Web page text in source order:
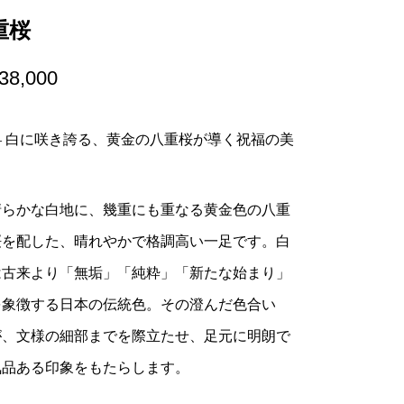
桜
に咲き誇る、黄金の八重桜が導く祝福の美
かな白地に、幾重にも重なる黄金色の八重
配した、晴れやかで格調高い一足です。白
来より「無垢」「純粋」「新たな始まり」
徴する日本の伝統色。その澄んだ色合い
文様の細部までを際立たせ、足元に明朗で
ある印象をもたらします。